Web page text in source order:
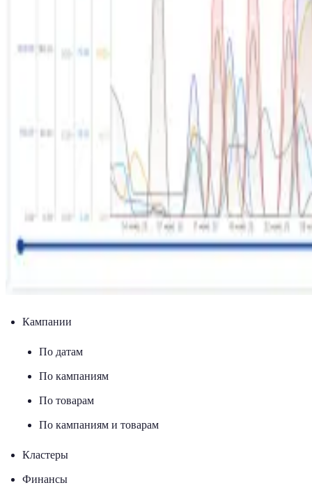
Кампании
По датам
По кампаниям
По товарам
По кампаниям и товарам
Кластеры
Финансы